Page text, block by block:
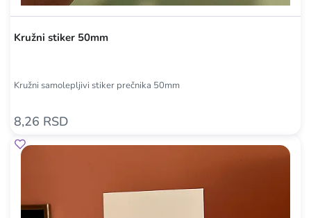
Kružni stiker 50mm
Kružni samolepljivi stiker prečnika 50mm
8,26 RSD